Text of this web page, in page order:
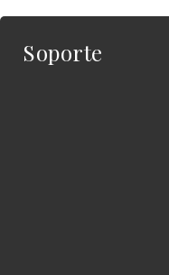
Soporte